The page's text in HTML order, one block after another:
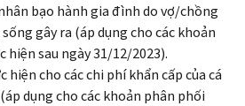
bạo hành gia đình do vợ/chồng
gây ra (áp dụng cho các khoản
hiện sau ngày 31/12/2023).
hiện cho các chi phí khẩn cấp của cá
dụng cho các khoản phân phối